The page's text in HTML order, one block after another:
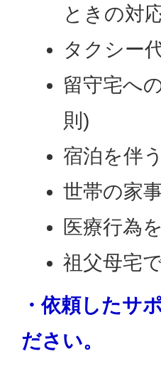
ときの対
タクシー
留守宅へ
則)
宿泊を伴
世帯の家
医療行為
祖父母宅
・依頼したサ
ださい。